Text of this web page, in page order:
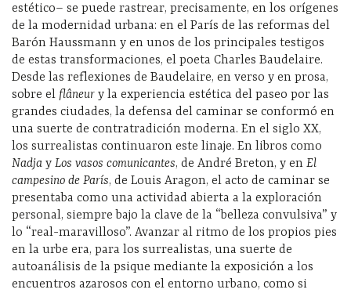
estético– se puede rastrear, precisamente, en los orígenes
de la modernidad urbana: en el París de las reformas del
Barón Haussmann y en unos de los principales testigos
de estas transformaciones, el poeta Charles Baudelaire.
Desde las reflexiones de Baudelaire, en verso y en prosa,
sobre el flâneur y la experiencia estética del paseo por las
grandes ciudades, la defensa del caminar se conformó en
una suerte de contratradición moderna. En el siglo XX,
los surrealistas continuaron este linaje. En libros como
Nadja y Los vasos comunicantes, de André Breton, y en El
campesino de París, de Louis Aragon, el acto de caminar se
presentaba como una actividad abierta a la exploración
personal, siempre bajo la clave de la “belleza convulsiva” y
lo “real-maravilloso”. Avanzar al ritmo de los propios pies
en la urbe era, para los surrealistas, una suerte de
autoanálisis de la psique mediante la exposición a los
encuentros azarosos con el entorno urbano, como si